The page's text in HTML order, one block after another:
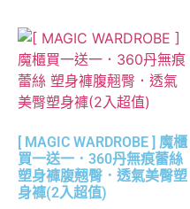
[ MAGIC WARDROBE ] 魔櫃
買一送一．360丹無痕蕾絲
塑身褲腹翹臀．透氣美臀塑
身褲(2入超值)